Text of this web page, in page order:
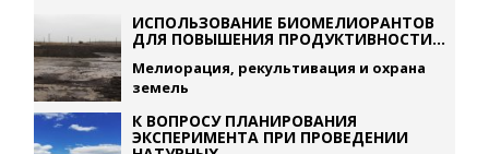
ИСПОЛЬЗОВАНИЕ БИОМЕЛИОРАНТОВ
ДЛЯ ПОВЫШЕНИЯ ПРОДУКТИВНОСТИ...
Мелиорация, рекультивация и охрана
земель
К ВОПРОСУ ПЛАНИРОВАНИЯ
ЭКСПЕРИМЕНТА ПРИ ПРОВЕДЕНИИ